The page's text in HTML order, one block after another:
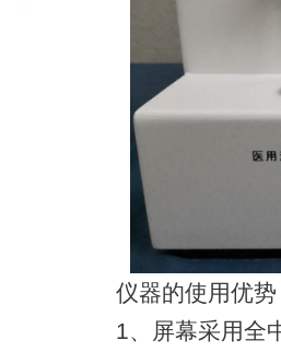
仪器的使用优势
1、屏幕采用全中